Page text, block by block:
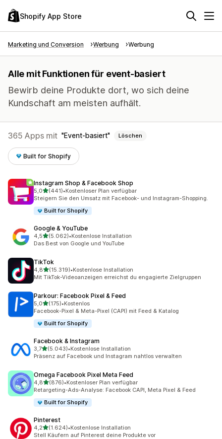
Shopify App Store
Marketing und Conversion Werbung Werbung
Alle mit Funktionen für event-basiert
Bewirb deine Produkte dort, wo sich deine
Kundschaft am meisten aufhält.
365 Apps mit Event-basiert Löschen
Built for Shopify
Instagram Shop & Facebook Shop
5,0von 5 Sternen
(441)
441 Rezensionen insgesamt
•Kostenloser Plan verfügbar
Steigern Sie den Umsatz mit Facebook- und Instagram-Shopping.
Built for Shopify
Google & YouTube
4,5von 5 Sternen
(5.062)
5062 Rezensionen insgesamt
•Kostenlose Installation
Das Best von Google und YouTube
TikTok
4,8von 5 Sternen
(15.319)
15319 Rezensionen insgesamt
•Kostenlose Installation
Mit TikTok-Videoanzeigen erreichst du engagierte Zielgruppen
Parkour: Facebook Pixel & Feed
5,0von 5 Sternen
(175)
175 Rezensionen insgesamt
•Kostenlos
Facebook-Pixel & Meta-Pixel (CAPI) mit Feed & Katalog
Built for Shopify
Facebook & Instagram
3,7von 5 Sternen
(5.043)
5043 Rezensionen insgesamt
•Kostenlose Installation
Präsenz auf Facebook und Instagram nahtlos verwalten
Omega Facebook Pixel Meta Feed
4,8von 5 Sternen
(876)
876 Rezensionen insgesamt
•Kostenloser Plan verfügbar
Retargeting-Ads-Analyse: Facebook CAPI, Meta Pixel & Feed
Built for Shopify
Pinterest
4,2von 5 Sternen
(1.624)
1624 Rezensionen insgesamt
•Kostenlose Installation
Stell Käufern auf Pinterest deine Produkte vor